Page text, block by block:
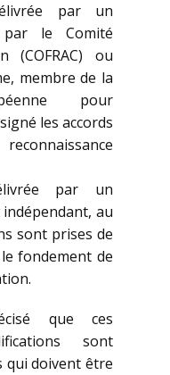
par un
par le Comité
(COFRAC) ou
membre de la
pour
les accords
par un
au
sont prises de
fondement de
que ces
sont
qui doivent être